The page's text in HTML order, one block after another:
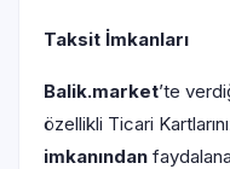
Taksit İmkanları
Balik.marketʼte
özellikli Ticari
imkanından